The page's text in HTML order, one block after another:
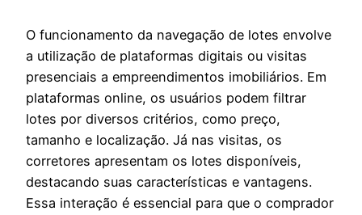
O funcionamento da navegação de lotes envolve
a utilização de plataformas digitais ou visitas
presenciais a empreendimentos imobiliários. Em
plataformas online, os usuários podem filtrar
lotes por diversos critérios, como preço,
tamanho e localização. Já nas visitas, os
corretores apresentam os lotes disponíveis,
destacando suas características e vantagens.
Essa interação é essencial para que o comprador